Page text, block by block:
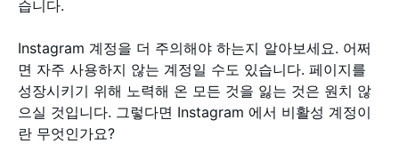
습니다.
Instagram 계정을 더 주의해야 하는지 알아보세요. 어쩌
면 자주 사용하지 않는 계정일 수도 있습니다. 페이지를
성장시키기 위해 노력해 온 모든 것을 잃는 것은 원치 않
으실 것입니다. 그렇다면 Instagram 에서 비활성 계정이
란 무엇인가요?